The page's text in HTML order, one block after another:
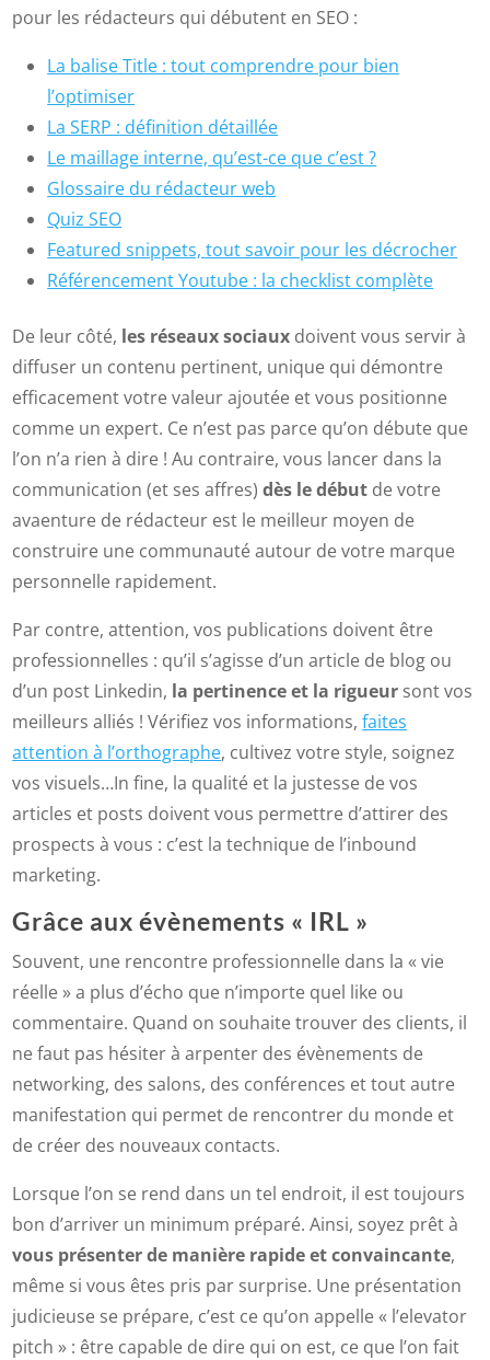
pour les rédacteurs qui débutent en SEO :
La balise Title : tout comprendre pour bien
l’optimiser
La SERP : définition détaillée
Le maillage interne, qu’est-ce que c’est ?
Glossaire du rédacteur web
Quiz SEO
Featured snippets, tout savoir pour les décrocher
Référencement Youtube : la checklist complète
De leur côté, les réseaux sociaux doivent vous servir à
diffuser un contenu pertinent, unique qui démontre
efficacement votre valeur ajoutée et vous positionne
comme un expert. Ce n’est pas parce qu’on débute que
l’on n’a rien à dire ! Au contraire, vous lancer dans la
communication (et ses affres)dès le début de votre
avaenture de rédacteur est le meilleur moyen de
construire une communauté autour de votre marque
personnelle rapidement.
Par contre, attention, vos publications doivent être
professionnelles : qu’il s’agisse d’un article de blog ou
d’un post Linkedin, la pertinence et la rigueur sont vos
meilleurs alliés ! Vérifiez vos informations,faites
attention à l’orthographe, cultivez votre style, soignez
vos visuels…In fine, la qualité et la justesse de vos
articles et posts doivent vous permettre d’attirer des
prospects à vous : c’est la technique de l’inbound
marketing.
Grâce aux évènements « IRL »
Souvent, une rencontre professionnelle dans la « vie
réelle » a plus d’écho que n’importe quel like ou
commentaire. Quand on souhaite trouver des clients, il
ne faut pas hésiter à arpenter des évènements de
networking, des salons, des conférences et tout autre
manifestation qui permet de rencontrer du monde et
de créer des nouveaux contacts.
Lorsque l’on se rend dans un tel endroit, il est toujours
bon d’arriver un minimum préparé. Ainsi, soyez prêt à
vous présenter de manière rapide et convaincante,
même si vous êtes pris par surprise. Une présentation
judicieuse se prépare, c’est ce qu’on appelle « l’elevator
pitch » : être capable de dire qui on est, ce que l’on fait